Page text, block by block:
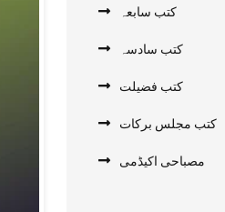
کتب سابعہ
کتب سادسہ
کتب فضیلت
کتب مجلس برکات
مصباحی اکیڈمی